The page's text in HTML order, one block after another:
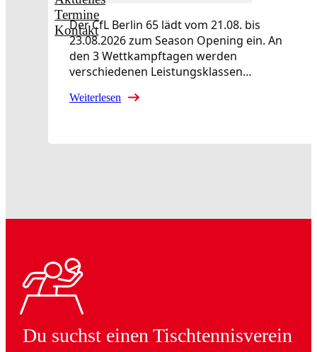
Termine
Kontakt
Der CfL Berlin 65 lädt vom 21.08. bis
23.08.2026 zum Season Opening ein. An
den 3 Wettkampftagen werden
verschiedenen Leistungsklassen…
Weiterlesen
Du suchst einen Tischtennisverein